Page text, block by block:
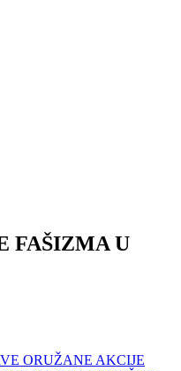
FAŠIZMA U
ORUŽANE AKCIJE